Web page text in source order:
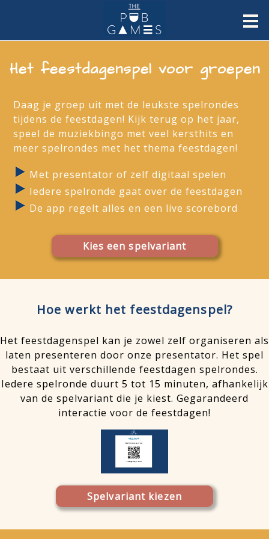
Het feestdagenspel voor groepen
Daag je groep uit met de leukste spelrondes
tijdens de feestdagen! Kijk terug op het jaar,
speel de muziekbingo met veel kersthits en
meer spelrondes met het thema feestdagen!
Met presentator of zelf digitaal spelen
Iedere spelronde gaat over de feestdagen
De app regelt alles en een live scorebord
Kies een spelvariant
Hoe werkt het feestdagenspel?
Het feestdagenspel kan je zowel zelf organiseren als
laten presenteren door onze presentator. Het spel
bestaat uit verschillende feestdagen spelrondes.
Iedere spelronde duurt 5 tot 15 minuten, afhankelijk
van de spelvariant die je kiest. Gegarandeerd
interactie voor de feestdagen!
Spelvariant kiezen